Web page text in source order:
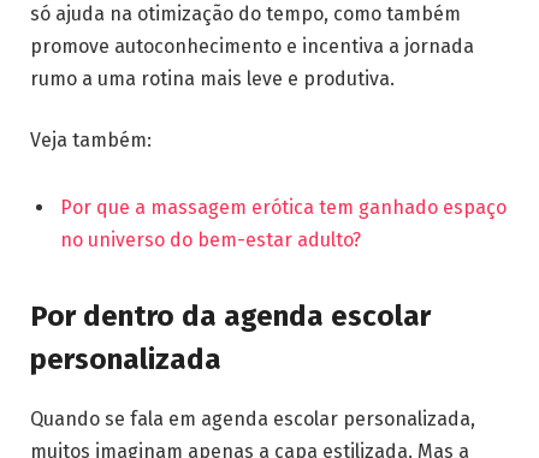
só ajuda na otimização do tempo, como também
promove autoconhecimento e incentiva a jornada
rumo a uma rotina mais leve e produtiva.
Veja também:
Por que a massagem erótica tem ganhado espaço
no universo do bem-estar adulto?
Por dentro da agenda escolar
personalizada
Quando se fala em agenda escolar personalizada,
muitos imaginam apenas a capa estilizada. Mas a